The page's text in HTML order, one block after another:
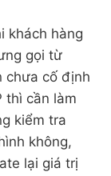
khách hàng
gọi từ
chưa cố định
thì cần làm
kiểm tra
không,
lại giá trị